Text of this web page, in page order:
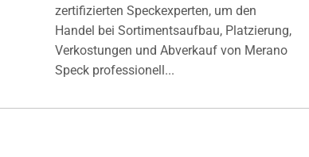
zertifizierten Speckexperten, um den
Handel bei Sortimentsaufbau, Platzierung,
Verkostungen und Abverkauf von Merano
Speck professionell...